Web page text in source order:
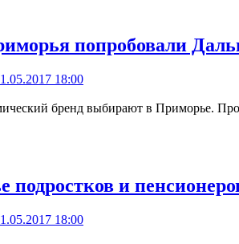
попробовали
18:00
бренд выбирают в Приморье.
подростков и
18:00